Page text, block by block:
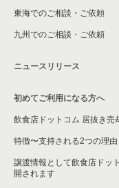
東京都下の洋食の居抜
東京都下のその他の
東海でのご相談・ご依頼
九州でのご相談・ご依頼
ニュースリリース
初めてご利用になる方へ
飲食店ドットコム 居抜き売
特徴〜支持される2つの理由
譲渡情報として飲食店ドッ
開されます